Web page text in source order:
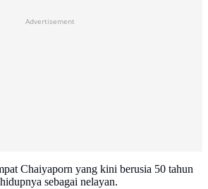
Advertisement
Chaiyaporn yang kini berusia 50 tahun
sebagai nelayan.